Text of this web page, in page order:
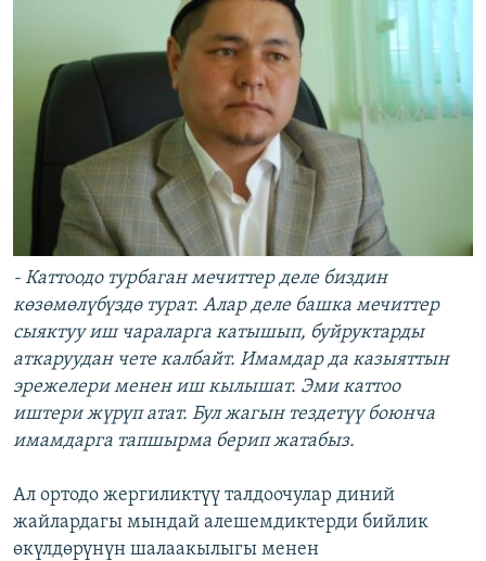
- Каттоодо турбаган мечиттер деле биздин
көзөмөлүбүздө турат. Алар деле башка мечиттер
сыяктуу иш чараларга катышып, буйруктарды
аткаруудан чете калбайт. Имамдар да казыяттын
эрежелери менен иш кылышат. Эми каттоо
иштери жүрүп атат. Бул жагын тездетүү боюнча
имамдарга тапшырма берип жатабыз.
Ал ортодо жергиликтүү талдоочулар диний
жайлардагы мындай алешемдиктерди бийлик
өкүлдөрүнүн шалаакылыгы менен